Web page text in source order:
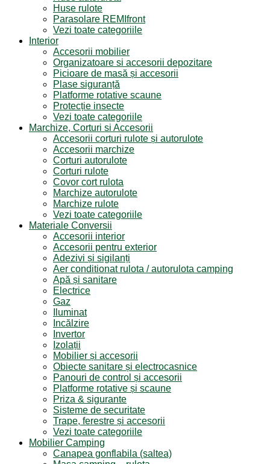
Huse rulote
Parasolare REMIfront
Vezi toate categoriile
Interior
Accesorii mobilier
Organizatoare si accesorii depozitare
Picioare de masă și accesorii
Plase siguranță
Platforme rotative scaune
Protecție insecte
Vezi toate categoriile
Marchize, Corturi si Accesorii
Accesorii corturi rulote și autorulote
Accesorii marchize
Corturi autorulote
Corturi rulote
Covor cort rulota
Marchize autorulote
Marchize rulote
Vezi toate categoriile
Materiale Conversii
Accesorii interior
Accesorii pentru exterior
Adezivi și sigilanți
Aer conditionat rulota / autorulota camping
Apă și sanitare
Electrice
Gaz
Iluminat
Incălzire
Invertor
Izolații
Mobilier și accesorii
Obiecte sanitare și electrocasnice
Panouri de control și accesorii
Platforme rotative și scaune
Priza & sigurante
Sisteme de securitate
Trape, ferestre și accesorii
Vezi toate categoriile
Mobilier Camping
Canapea gonflabila (saltea)